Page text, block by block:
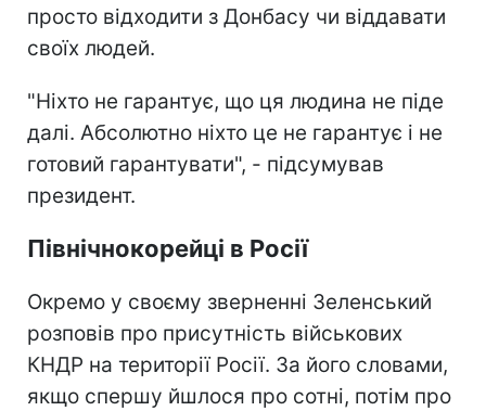
просто відходити з Донбасу чи віддавати
своїх людей.
"Ніхто не гарантує, що ця людина не піде
далі. Абсолютно ніхто це не гарантує і не
готовий гарантувати", - підсумував
президент.
Північнокорейці в Росії
Окремо у своєму зверненні Зеленський
розповів про присутність військових
КНДР на території Росії. За його словами,
якщо спершу йшлося про сотні, потім про